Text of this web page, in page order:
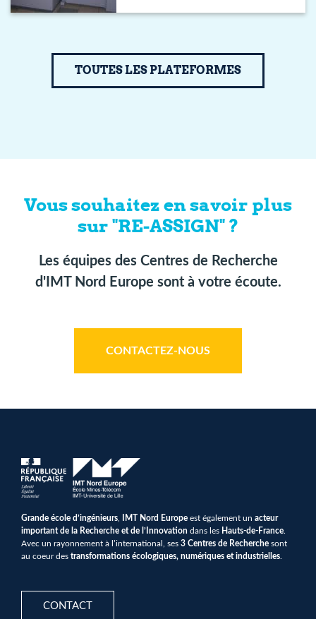
TOUTES LES PLATEFORMES
Vous souhaitez en savoir plus
sur "RE-ASSIGN" ?
Les équipes des Centres de Recherche
d'IMT Nord Europe sont à votre écoute.
CONTACTEZ-NOUS
Grande école d’ingénieurs IMT Nord Europe est également un acteur
important de la Recherche et de l’Innovation dans les Hauts-de-France
Avec un rayonnement à l’international, ses 3 Centres de Recherche sont
au coeur des transformations écologiques, numériques et industrielles
CONTACT